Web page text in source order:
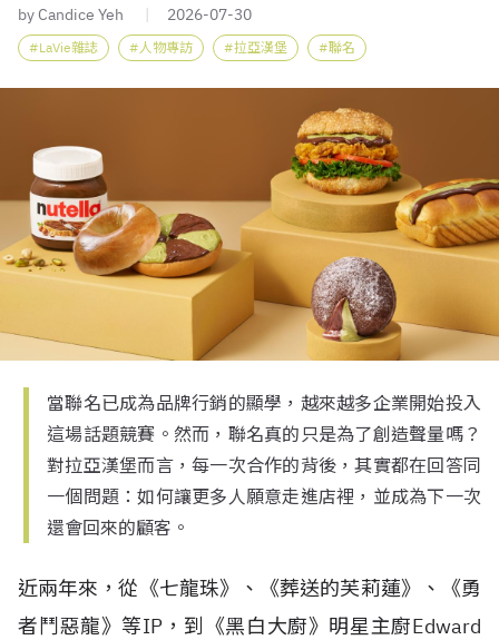
by Candice Yeh 2026-07-30
LaVie雜誌 人物專訪 拉亞漢堡 聯名
當聯名已成為品牌行銷的顯學，越來越多企業開始投入
這場話題競賽。然而，聯名真的只是為了創造聲量嗎？
對拉亞漢堡而言，每一次合作的背後，其實都在回答同
一個問題：如何讓更多人願意走進店裡，並成為下一次
還會回來的顧客。
近兩年來，從《七龍珠》、《葬送的芙莉蓮》、《勇
者鬥惡龍》等IP，到《黑白大廚》明星主廚Edward